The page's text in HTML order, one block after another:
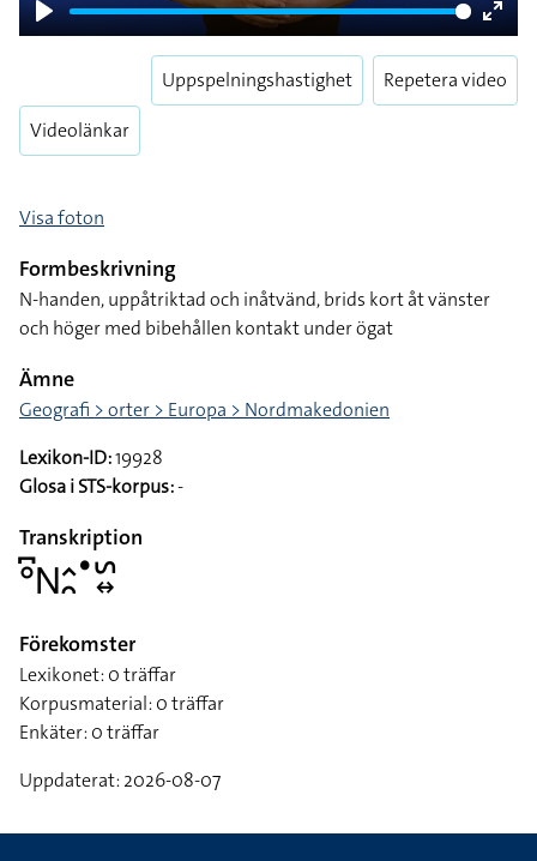
Play
Enter
Videolänkar
Uppspelningshastighet Repetera video
Visa foton
Formbeskrivning
N-handen, uppåtriktad och inåtvänd, brids kort åt vänster
och höger med bibehållen kontakt under ögat
Ämne
Geografi > orter > Europa > Nordmakedonien
Lexikon-ID:19928
Glosa i STS-korpus:-
Transkription
􌤅􌥚􌥌􌤵􌥘􌤟􌥲􌦉
Förekomster
Lexikonet: 0 träffar
Korpusmaterial: 0 träffar
Enkäter: 0 träffar
Uppdaterat: 2026-08-07